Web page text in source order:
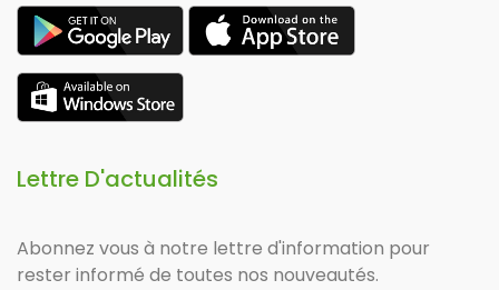
Lettre D'actualités
Abonnez vous à notre lettre d'information pour
rester informé de toutes nos nouveautés.